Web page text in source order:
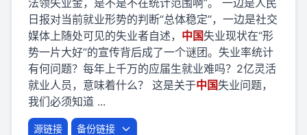
法领失业金，是不是不在统计范围啊”。 一边是人民
日报对当前就业形势的判断“总体稳定”，一边是社交
媒体上随处可见的失业者自述， 中国失业现状在“形
势一片大好”的宣传背后成了一个谜团。失业率统计
有何问题？每年上千万的应届生就业难吗？2亿灵活
就业人员，意味着什么？ 这是关于中国失业问题，
我们必须知道 ...
源链接 备份链接